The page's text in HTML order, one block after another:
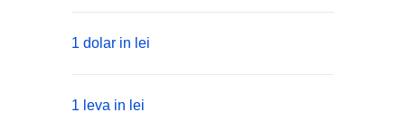
1 dolar in lei
1 leva in lei